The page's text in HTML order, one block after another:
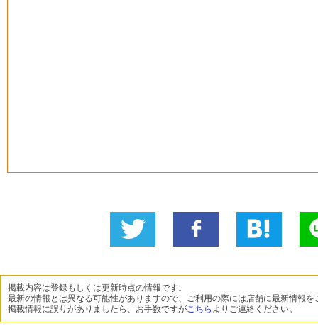
に投稿
ね！
掲載内容は登録もしくは更新時点の情報です。
最新の情報とは異なる可能性がありますので、ご利用の際には店舗に最新情報を
掲載情報に誤りがありましたら、お手数ですがこちら よりご連絡ください。